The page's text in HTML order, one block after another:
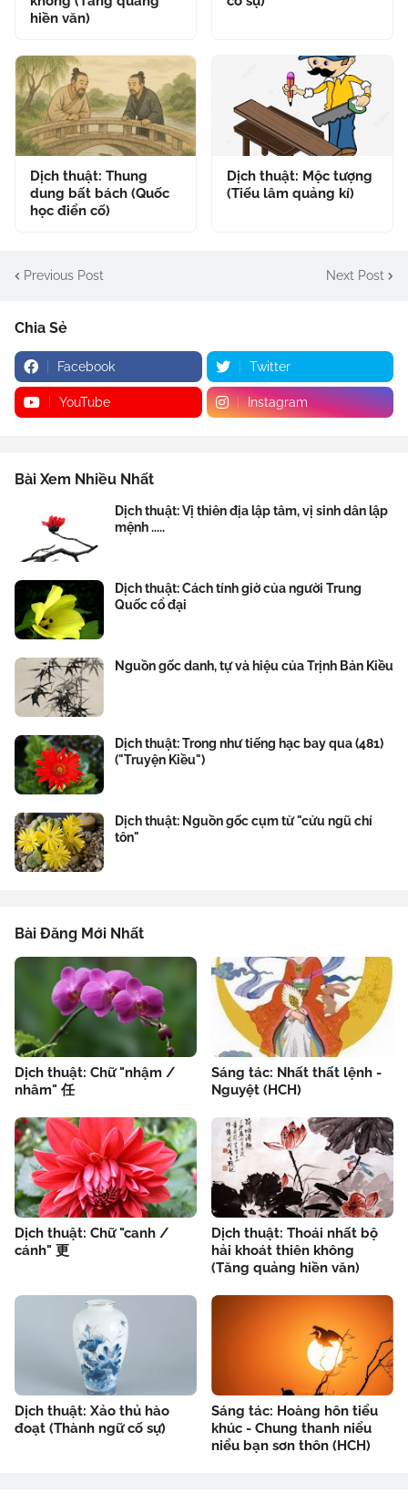
hiền văn)
Dịch thuật: Thung
dung bất bách (Quốc
học điển cố)
Dịch thuật: Mộc tượng
(Tiếu lâm quảng kí)
Previous Post Next Post
Chia Sẻ
Facebook Twitter
YouTube Instagram
Bài Xem Nhiều Nhất
Dịch thuật: Vị thiên địa lập tâm, vị sinh dân lập
mệnh .....
Dịch thuật: Cách tính giờ của người Trung
Quốc cổ đại
Nguồn gốc danh, tự và hiệu của Trịnh Bản Kiều
Dịch thuật: Trong như tiếng hạc bay qua (481)
("Truyện Kiều")
Dịch thuật: Nguồn gốc cụm từ "cửu ngũ chí
tôn"
Bài Đăng Mới Nhất
Dịch thuật: Chữ "nhậm /
nhâm" 任
Sáng tác: Nhất thất lệnh -
Nguyệt (HCH)
Dịch thuật: Chữ "canh /
cánh" 更
Dịch thuật: Thoái nhất bộ
hải khoát thiên không
(Tăng quảng hiền văn)
Dịch thuật: Xảo thủ hào
đoạt (Thành ngữ cố sự)
Sáng tác: Hoàng hôn tiểu
khúc - Chung thanh niểu
niểu bạn sơn thôn (HCH)